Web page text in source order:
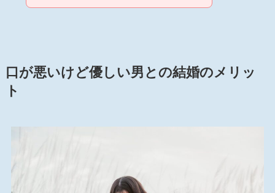
口が悪いけど優しい男との結婚のメリッ
ト